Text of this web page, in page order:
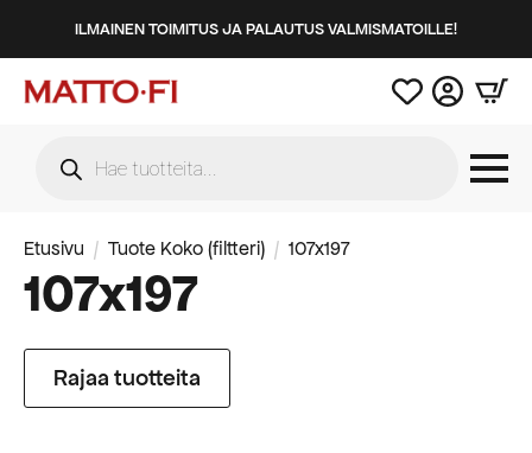
ILMAINEN TOIMITUS JA PALAUTUS VALMISMATOILLE!
search
Etusivu Tuote Koko (filtteri) 107x197
107x197
Rajaa tuotteita